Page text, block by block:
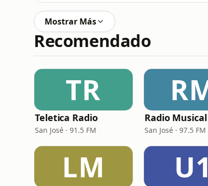
Mostrar Más
Recomendado
TR
Teletica Radio
San José · 91.5 FM San José · 97.5 FM
LM U1